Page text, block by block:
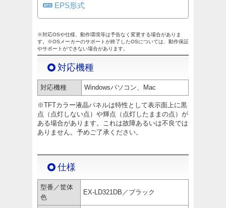
EPS形式
※対応OSや仕様、動作環境等は予告なく変更する場合がありま
す。※OSメーカーのサポートが終了したOSについては、動作保証
やサポートができない場合があります。
対応機種
対応機種 Windowsパソコン、Mac
※TFTカラー液晶パネルは特性として表示面上に黒
点（点灯しない点）や輝点（点灯したままの点）が
ある場合があります。これは故障あるいは不良では
ありません。予めご了承ください。
仕様
型番／筐体
色
EX-LD321DB／ブラック